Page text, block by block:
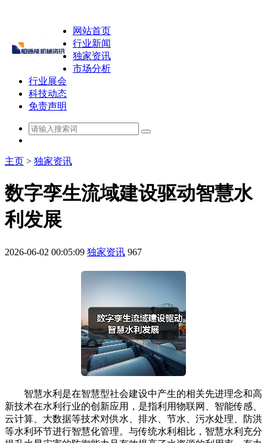
网站首页
行业新闻
独家资讯
市场分析
行业展会
科技动态
免责声明
主页 > 独家资讯
数字孪生流域建设驱动智慧水
利发展
2026-06-02 00:05:09 独家资讯 967
智慧水利是在智慧型社会建设中产生的相关先进理念和高
新技术在水利行业的创新应用，是指利用物联网、智能传感、
云计算、大数据等技术对供水、排水、节水、污水处理、防洪
等水利环节进行智慧化管理。与传统水利相比，智慧水利充分